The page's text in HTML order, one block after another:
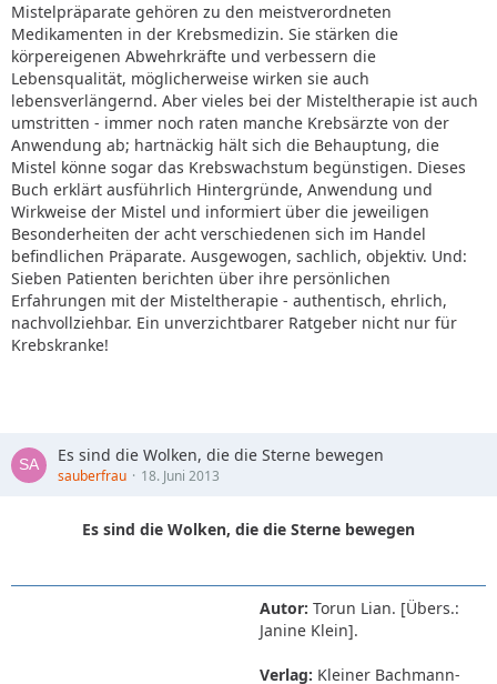
Mistelpräparate gehören zu den meistverordneten
Medikamenten in der Krebsmedizin. Sie stärken die
körpereigenen Abwehrkräfte und verbessern die
Lebensqualität, möglicherweise wirken sie auch
lebensverlängernd. Aber vieles bei der Misteltherapie ist auch
umstritten - immer noch raten manche Krebsärzte von der
Anwendung ab; hartnäckig hält sich die Behauptung, die
Mistel könne sogar das Krebswachstum begünstigen. Dieses
Buch erklärt ausführlich Hintergründe, Anwendung und
Wirkweise der Mistel und informiert über die jeweiligen
Besonderheiten der acht verschiedenen sich im Handel
befindlichen Präparate. Ausgewogen, sachlich, objektiv. Und:
Sieben Patienten berichten über ihre persönlichen
Erfahrungen mit der Misteltherapie - authentisch, ehrlich,
nachvollziehbar. Ein unverzichtbarer Ratgeber nicht nur für
Krebskranke!
Es sind die Wolken, die die Sterne bewegen
sauberfrau 18. Juni 2013
Es sind die Wolken, die die Sterne bewegen
Autor: Torun Lian. [Übers.:
Janine Klein].
Verlag: Kleiner Bachmann-